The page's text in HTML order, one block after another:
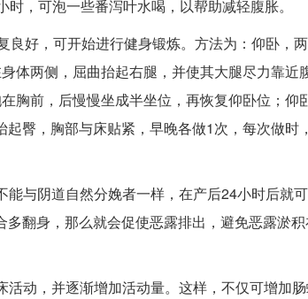
，可泡一些番泻叶水喝，以帮助减轻腹胀。
好，可开始进行健身锻炼。方法为：仰卧，
体两侧，屈曲抬起右腿，并使其大腿尽力靠近
胸前，后慢慢坐成半坐位，再恢复仰卧位；仰
臀，胸部与床贴紧，早晚各做1次，每次做时
能与阴道自然分娩者一样，在产后24小时后就
翻身，那么就会促使恶露排出，避免恶露淤
活动，并逐渐增加活动量。这样，不仅可增加